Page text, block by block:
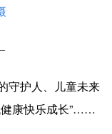
护人、儿童未来
健康快乐成长”……